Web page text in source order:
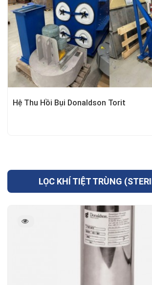
Hệ Thu Hồi Bụi Donaldson Torit
LỌC KHÍ TIỆT TRÙNG